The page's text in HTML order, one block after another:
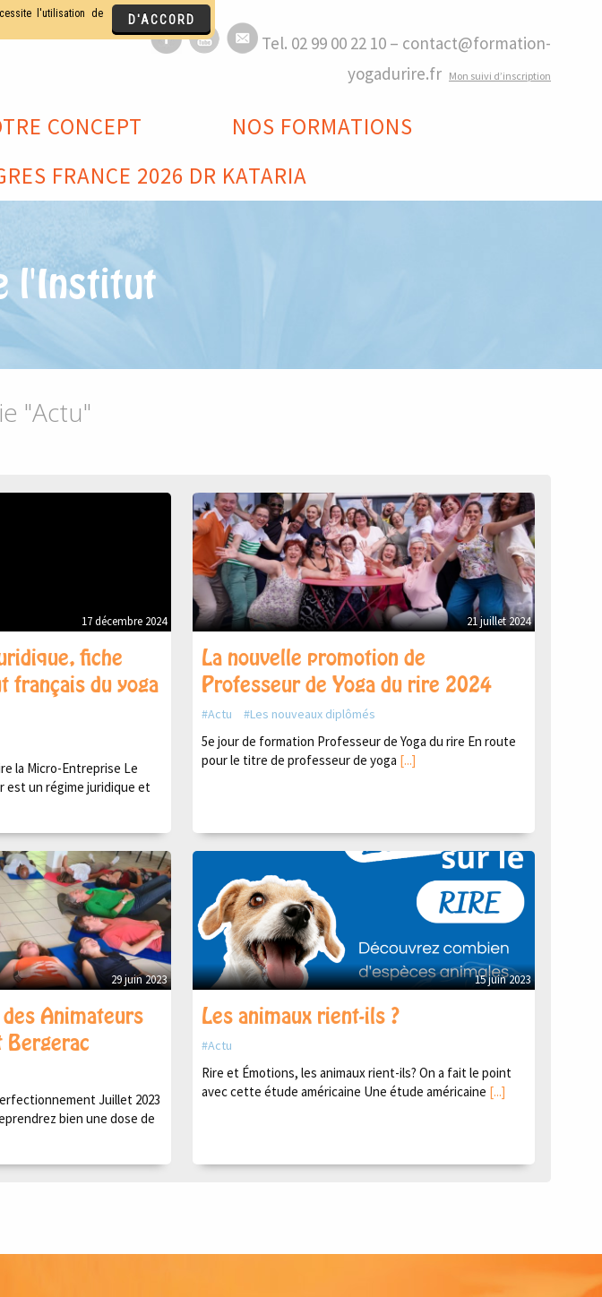
Tel. 02 99 00 22 10 – contact@formation-
yogadurire.fr Mon suivi d’inscription
CONCEPT
NOS FORMATIONS
FRANCE 2026 DR KATARIA
l'Institut
"Actu"
17 décembre 2024
fiche
français du yoga
la Micro-Entreprise Le
un régime juridique et
21 juillet 2024
La nouvelle promotion de
Professeur de Yoga du rire 2024
Actu Les nouveaux diplômés
5e jour de formation Professeur de Yoga du rire En route
pour le titre de professeur de yoga [...]
29 juin 2023
Animateurs
Bergerac
Juillet 2023
bien une dose de
15 juin 2023
Les animaux rient-ils ?
Actu
Rire et Émotions, les animaux rient-ils? On a fait le point
avec cette étude américaine Une étude américaine [...]